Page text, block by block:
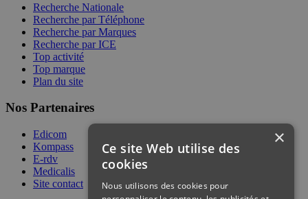
Recherche Nationale
Recherche par Téléphone
Recherche par Marques
Recherche par ICE
Top activité
Top marque
Plan du site
Nos Partenaires
Edicom
Kompass
E-rdv
Medicalis
Site contact
×
Ce site Web utilise des
cookies
Nous utilisons des cookies pour